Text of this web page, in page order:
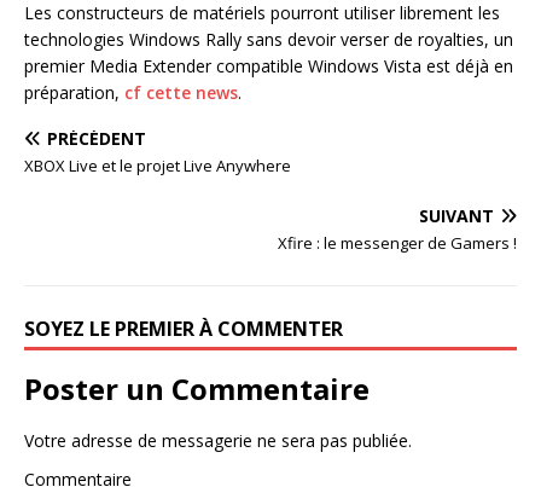
Les constructeurs de matériels pourront utiliser librement les
technologies Windows Rally sans devoir verser de royalties, un
premier Media Extender compatible Windows Vista est déjà en
préparation, cf cette news.
PRÉCÉDENT
XBOX Live et le projet Live Anywhere
SUIVANT
Xfire : le messenger de Gamers !
SOYEZ LE PREMIER À COMMENTER
Poster un Commentaire
Votre adresse de messagerie ne sera pas publiée.
Commentaire